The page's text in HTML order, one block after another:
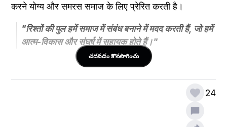
करने योग्य और समरस समाज के लिए प्रेरित करती है।
"रिश्तों की पुल हमें समाज में संबंध बनाने में मदद करती हैं, जो हमें
आत्म-विकास और संघर्ष में सहायक होते हैं।"
చదవడం కొనసాగించు
24